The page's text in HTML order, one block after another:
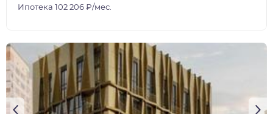
Ипотека 102 206 ₽/мес.